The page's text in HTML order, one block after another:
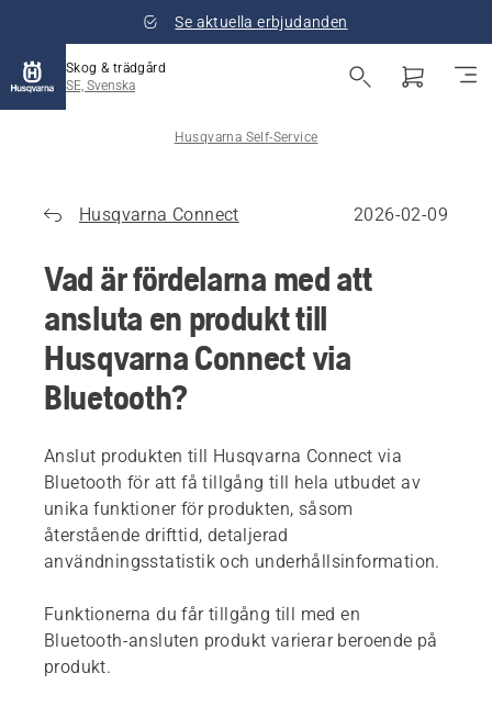
Se aktuella erbjudanden
Skog & trädgård
SE, Svenska
Husqvarna Self-Service
Husqvarna Connect 2026-02-09
Vad är fördelarna med att
ansluta en produkt till
Husqvarna Connect via
Bluetooth?
Anslut produkten till Husqvarna Connect via
Bluetooth för att få tillgång till hela utbudet av
unika funktioner för produkten, såsom
återstående drifttid, detaljerad
användningsstatistik och underhållsinformation.
Funktionerna du får tillgång till med en
Bluetooth-ansluten produkt varierar beroende på
produkt.